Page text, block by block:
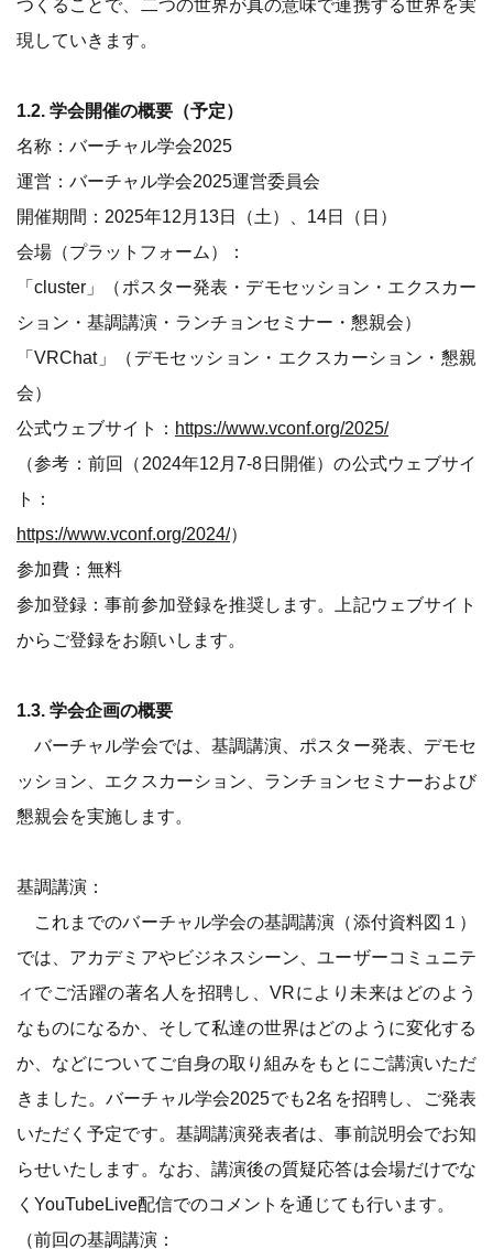
つくることで、二つの世界が真の意味で連携する世界を実
現していきます。
1.2. 学会開催の概要（予定）
名称：バーチャル学会2025
運営：バーチャル学会2025運営委員会
開催期間：2025年12月13日（土）、14日（日）
会場（プラットフォーム）：
「cluster」（ポスター発表・デモセッション・エクスカー
ション・基調講演・ランチョンセミナー・懇親会）
「VRChat」（デモセッション・エクスカーション・懇親
会）
公式ウェブサイト： https://www.vconf.org/2025/
（参考：前回（2024年12月7-8日開催）の公式ウェブサイ
ト：
https://www.vconf.org/2024/）
参加費：無料
参加登録：事前参加登録を推奨します。上記ウェブサイト
からご登録をお願いします。
1.3. 学会企画の概要
バーチャル学会では、基調講演、ポスター発表、デモセ
ッション、エクスカーション、ランチョンセミナーおよび
懇親会を実施します。
基調講演：
これまでのバーチャル学会の基調講演（添付資料図１）
では、アカデミアやビジネスシーン、ユーザーコミュニテ
ィでご活躍の著名人を招聘し、VRにより未来はどのよう
なものになるか、そして私達の世界はどのように変化する
か、などについてご自身の取り組みをもとにご講演いただ
きました。バーチャル学会2025でも2名を招聘し、ご発表
いただく予定です。基調講演発表者は、事前説明会でお知
らせいたします。なお、講演後の質疑応答は会場だけでな
くYouTubeLive配信でのコメントを通じても行います。
（前回の基調講演：